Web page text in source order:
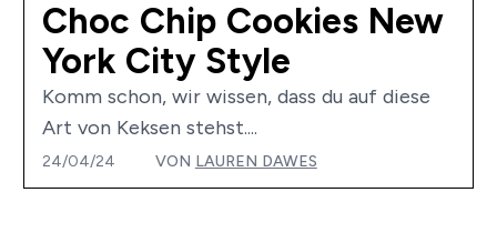
Choc Chip Cookies New
York City Style
Komm schon, wir wissen, dass du auf diese
Art von Keksen stehst....
24/04/24 VON LAUREN DAWES